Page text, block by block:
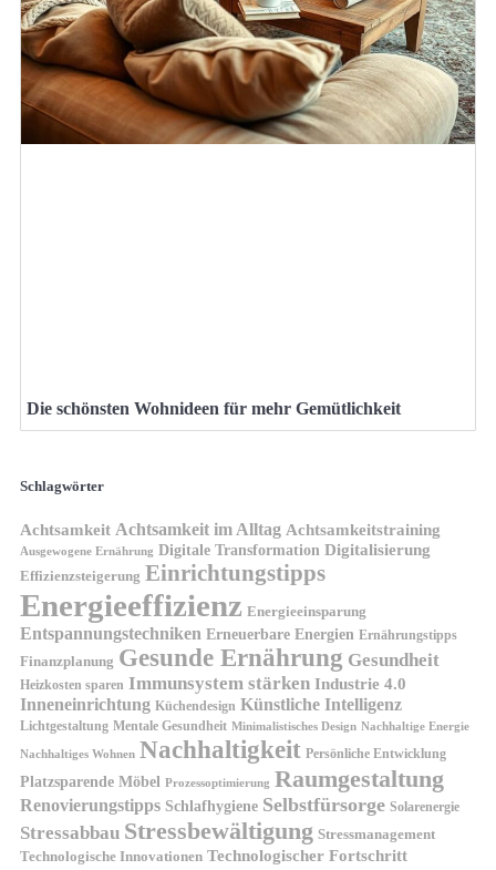
Die schönsten Wohnideen für mehr Gemütlichkeit
Schlagwörter
Achtsamkeit Achtsamkeit im Alltag Achtsamkeitstraining
Ausgewogene Ernährung Digitale Transformation Digitalisierung
Effizienzsteigerung Einrichtungstipps
Energieeffizienz Energieeinsparung
Entspannungstechniken Erneuerbare Energien Ernährungstipps
Finanzplanung Gesunde Ernährung Gesundheit
Heizkosten sparen Immunsystem stärken Industrie 4.0
Inneneinrichtung Küchendesign Künstliche Intelligenz
Lichtgestaltung Mentale Gesundheit Minimalistisches Design Nachhaltige Energie
Nachhaltiges Wohnen Nachhaltigkeit Persönliche Entwicklung
Platzsparende Möbel Prozessoptimierung Raumgestaltung
Renovierungstipps Schlafhygiene Selbstfürsorge Solarenergie
Stressabbau Stressbewältigung Stressmanagement
Technologische Innovationen Technologischer Fortschritt